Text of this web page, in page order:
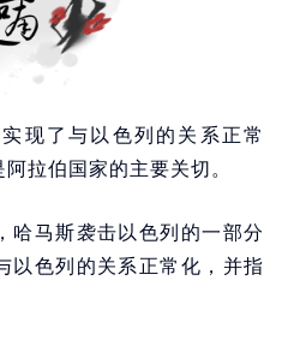
现了与以色列的关系正常
拉伯国家的主要关切。
哈马斯袭击以色列的一部分
以色列的关系正常化，并指